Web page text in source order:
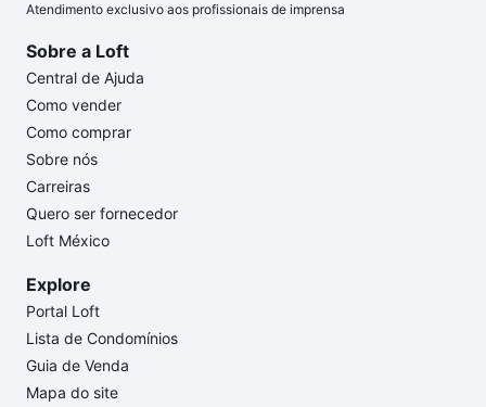
Atendimento exclusivo aos profissionais de imprensa
Sobre a Loft
Central de Ajuda
Como vender
Como comprar
Sobre nós
Carreiras
Quero ser fornecedor
Loft México
Explore
Portal Loft
Lista de Condomínios
Guia de Venda
Mapa do site